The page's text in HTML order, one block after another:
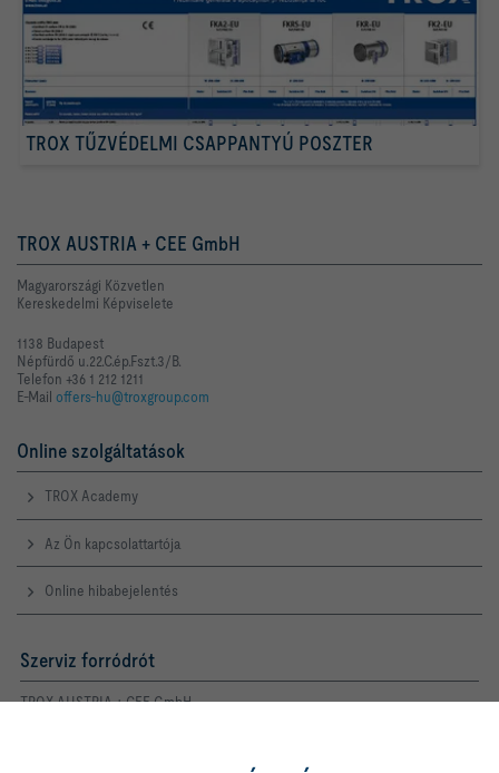
TROX TŰZVÉDELMI CSAPPANTYÚ POSZTER
TROX AUSTRIA + CEE GmbH
Magyarországi Közvetlen
Kereskedelmi Képviselete
1138 Budapest
Népfürdő u.22.C.ép.Fszt.3/B.
Telefon +36 1 212 1211
E-Mail offers-hu@troxgroup.com
Online szolgáltatások
TROX Academy
Az Ön kapcsolattartója
Online hibabejelentés
Szerviz forródrót
TROX AUSTRIA + CEE GmbH